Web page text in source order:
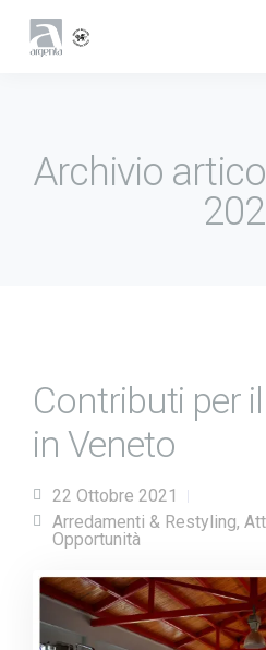
Archivio
Contributi per
in Veneto
22 Ottobre 2021
Arredamenti & Restyling,
Opportunità